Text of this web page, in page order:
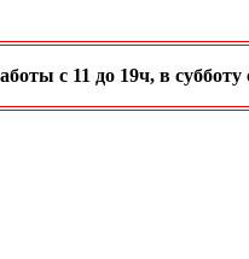
с 11 до 19ч, в субботу